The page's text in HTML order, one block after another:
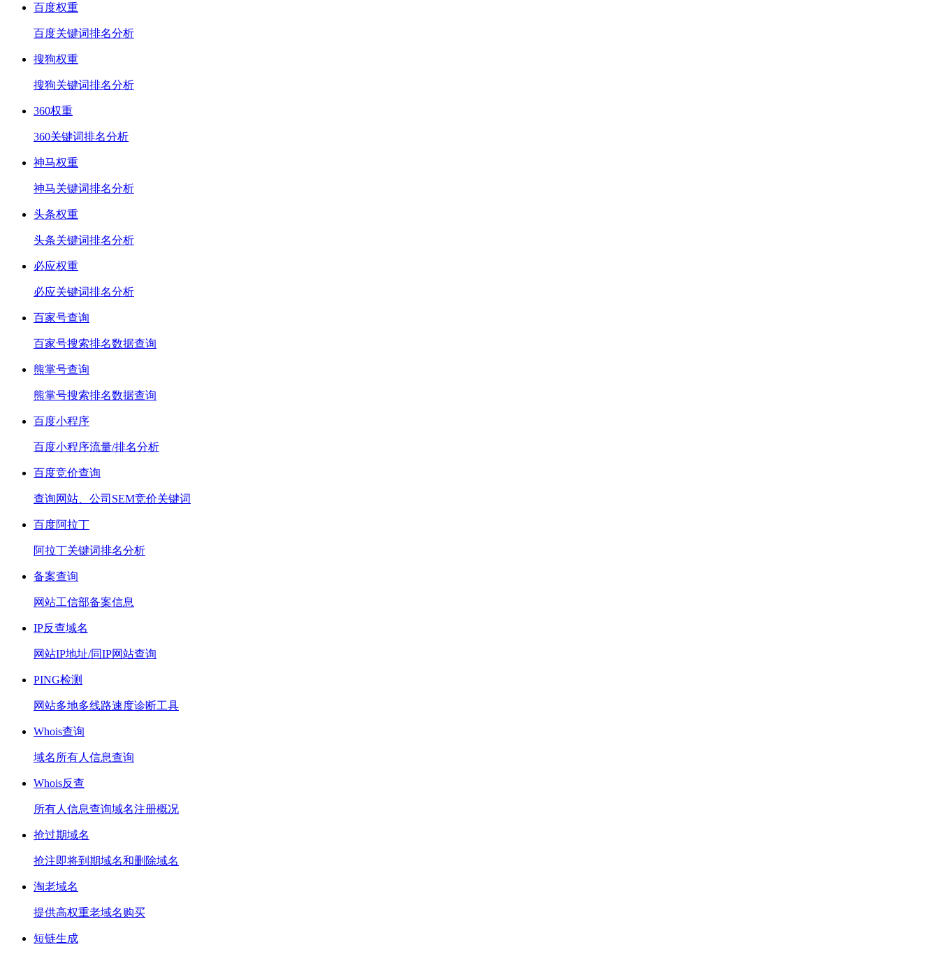
百度权重
百度关键词排名分析
搜狗权重
搜狗关键词排名分析
360权重
360关键词排名分析
神马权重
神马关键词排名分析
头条权重
头条关键词排名分析
必应权重
必应关键词排名分析
百家号查询
百家号搜索排名数据查询
熊掌号查询
熊掌号搜索排名数据查询
百度小程序
百度小程序流量/排名分析
百度竞价查询
查询网站、公司SEM竞价关键词
百度阿拉丁
阿拉丁关键词排名分析
备案查询
网站工信部备案信息
IP反查域名
网站IP地址/同IP网站查询
PING检测
网站多地多线路速度诊断工具
Whois查询
域名所有人信息查询
Whois反查
所有人信息查询域名注册概况
抢过期域名
抢注即将到期域名和删除域名
淘老域名
提供高权重老域名购买
短链生成